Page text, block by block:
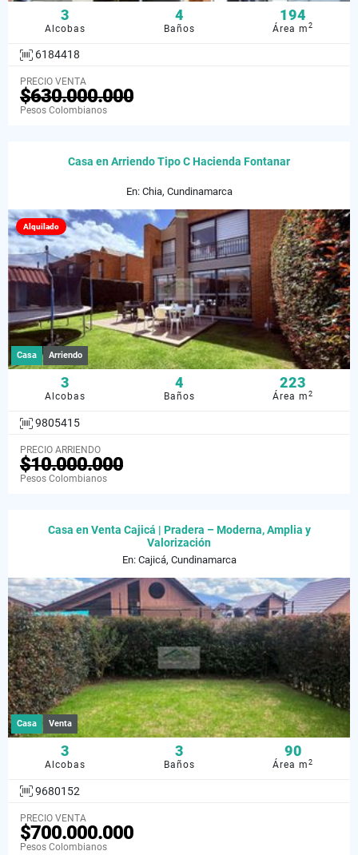
3
Alcobas
4
Baños
194
Área m2
6184418
PRECIO VENTA
$630.000.000
Pesos Colombianos
Casa en Arriendo Tipo C Hacienda Fontanar
En: Chia, Cundinamarca
Alquilado
Casa Arriendo
3
Alcobas
4
Baños
223
Área m2
9805415
PRECIO ARRIENDO
$10.000.000
Pesos Colombianos
Casa en Venta Cajicá | Pradera – Moderna, Amplia y
Valorización
En: Cajicá, Cundinamarca
Casa Venta
3
Alcobas
3
Baños
90
Área m2
9680152
PRECIO VENTA
$700.000.000
Pesos Colombianos